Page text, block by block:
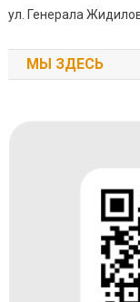
ул. Генерала
МЫ ЗДЕСЬ